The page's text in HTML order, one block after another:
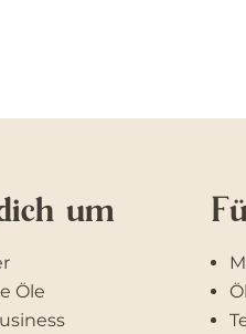
um
Öle